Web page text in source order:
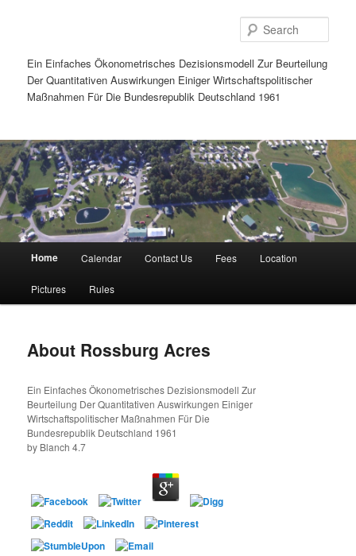
Ein Einfaches Ökonometrisches Dezisionsmodell Zur Beurteilung
Der Quantitativen Auswirkungen Einiger Wirtschaftspolitischer
Maßnahmen Für Die Bundesrepublik Deutschland 1961
Skip
to
content
Skip
to
content
Home Calendar Contact Us Fees Location
Pictures Rules
About Rossburg Acres
Ein Einfaches Ökonometrisches Dezisionsmodell Zur
Beurteilung Der Quantitativen Auswirkungen Einiger
Wirtschaftspolitischer Maßnahmen Für Die
Bundesrepublik Deutschland 1961
by Blanch 4.7